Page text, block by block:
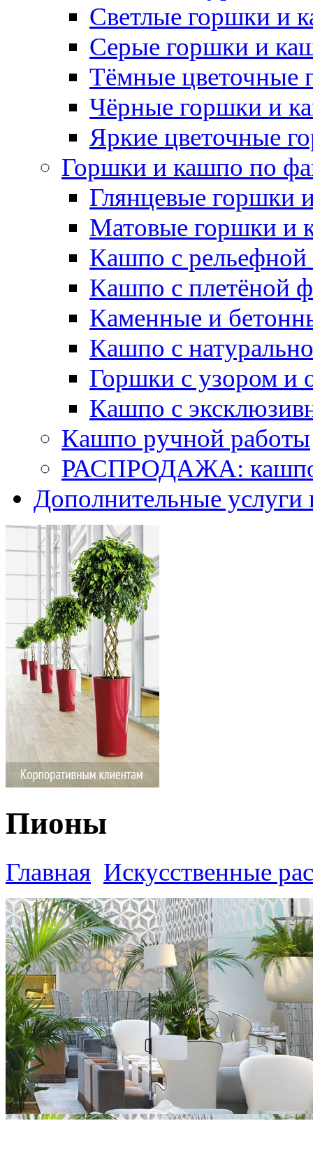
Светлые горшки и
Серые горшки и
Тёмные цветочные
Чёрные горшки и
Яркие цветочные
Горшки и кашпо по
Глянцевые горшки
Матовые горшки и
Кашпо с рельефной
Кашпо с плетёной
Каменные и
Кашпо с
Горшки с узором и
Кашпо с
Кашпо ручной работы
РАСПРОДАЖА: кашпо
Дополнительные услуги
Пионы
Главная Искусственные